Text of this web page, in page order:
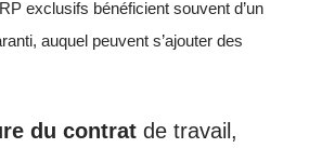
exclusifs bénéficient souvent d’un
auquel peuvent s’ajouter des
du contrat de travail,